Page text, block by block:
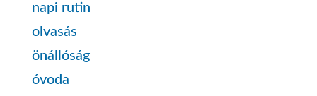
napi rutin
olvasás
önállóság
óvoda